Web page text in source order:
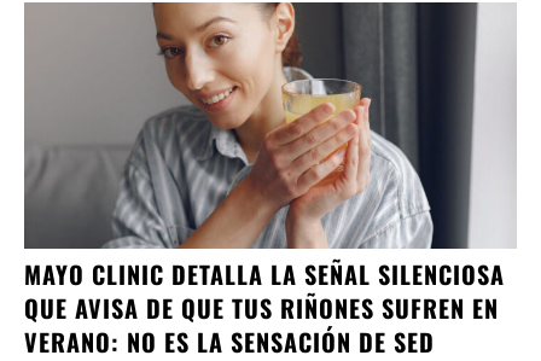
MAYO CLINIC DETALLA LA SEÑAL SILENCIOSA
QUE AVISA DE QUE TUS RIÑONES SUFREN EN
VERANO: NO ES LA SENSACIÓN DE SED